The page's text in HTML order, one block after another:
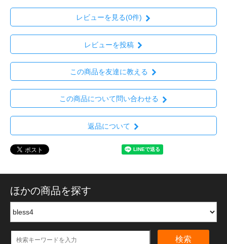
レビューを見る(0件)
レビューを投稿
この商品を友達に教える
この商品について問い合わせる
返品について
ほかの商品を探す
検索